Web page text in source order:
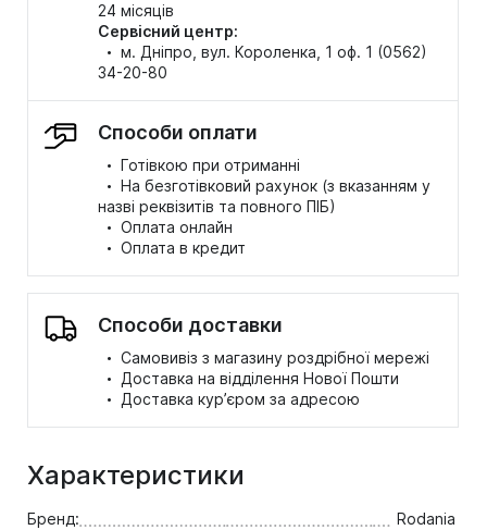
24 місяців
Сервісний центр:
· м. Дніпро, вул. Короленка, 1 оф. 1 (0562)
34-20-80
Способи оплати
· Готівкою при отриманні
·
На безготівковий рахунок (з вказанням у
назві реквізитів та повного ПІБ)
· Оплата онлайн
· Оплата в кредит
Способи доставки
· Самовивіз з магазину роздрібної мережі
· Доставка на відділення Нової Пошти
· Доставка кур’єром за адресою
Характеристики
Бренд:
Rodania